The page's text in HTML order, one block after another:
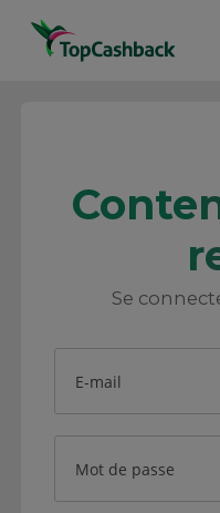
Se
E-mail
Mot de passe